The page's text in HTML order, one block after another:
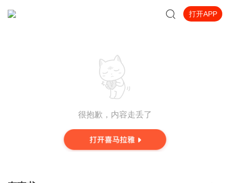
打开APP
很抱歉，内容走丢了